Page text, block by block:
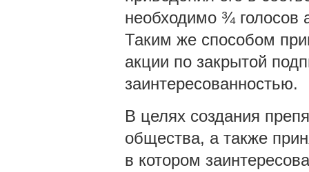
необходимо ¾ голосов
Таким же способом
акции по закрытой
заинтересованностью.
В целях создания
общества, а также
в котором